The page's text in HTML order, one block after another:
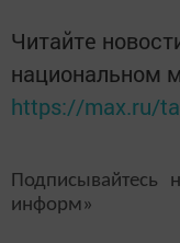
Читайте
национальном
https://max.ru/
Подписывайтесь
информ»